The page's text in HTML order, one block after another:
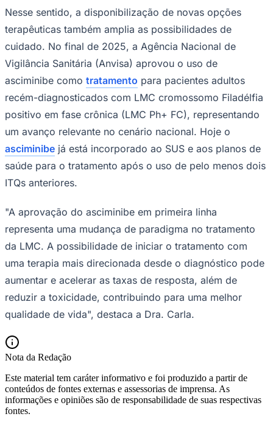
Santos
Nesse sentido, a disponibilização de novas opções
terapêuticas também amplia as possibilidades de
cuidado. No final de 2025, a Agência Nacional de
Vigilância Sanitária (Anvisa) aprovou o uso de
asciminibe como tratamento para pacientes adultos
recém-diagnosticados com LMC cromossomo Filadélfia
positivo em fase crônica (LMC Ph+ FC), representando
um avanço relevante no cenário nacional. Hoje o
asciminibe já está incorporado ao SUS e aos planos de
saúde para o tratamento após o uso de pelo menos dois
ITQs anteriores.
"A aprovação do asciminibe em primeira linha
representa uma mudança de paradigma no tratamento
da LMC. A possibilidade de iniciar o tratamento com
uma terapia mais direcionada desde o diagnóstico pode
aumentar e acelerar as taxas de resposta, além de
reduzir a toxicidade, contribuindo para uma melhor
qualidade de vida", destaca a Dra. Carla.
Nota da Redação
Este material tem caráter informativo e foi produzido a partir de
conteúdos de fontes externas e assessorias de imprensa. As
informações e opiniões são de responsabilidade de suas respectivas
fontes.